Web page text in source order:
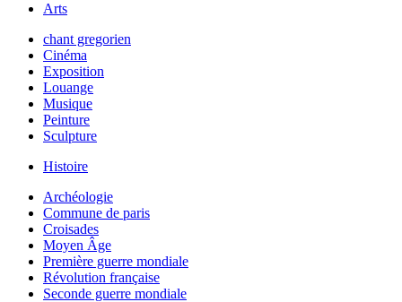
Arts
chant gregorien
Cinéma
Exposition
Louange
Musique
Peinture
Sculpture
Histoire
Archéologie
Commune de paris
Croisades
Moyen Âge
Première guerre mondiale
Révolution française
Seconde guerre mondiale